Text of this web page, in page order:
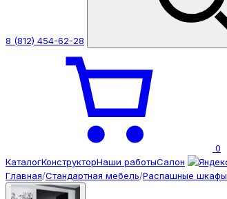
8 (812) 454-62-28
0
КаталогКонструкторНаши работыСалон
Главная/Стандартная мебель/Распашные шкафы